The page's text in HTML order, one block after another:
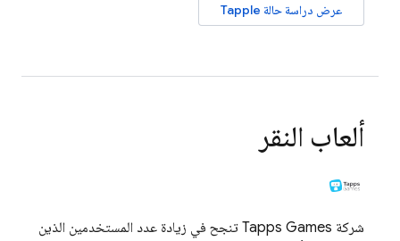
عرض دراسة حالة Tapple
ألعاب النقر
شركة Tapps Games تنجح في زيادة عدد المستخدمين الذين